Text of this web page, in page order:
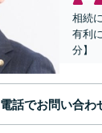
相続
有利
分】
電話でお問い合わ